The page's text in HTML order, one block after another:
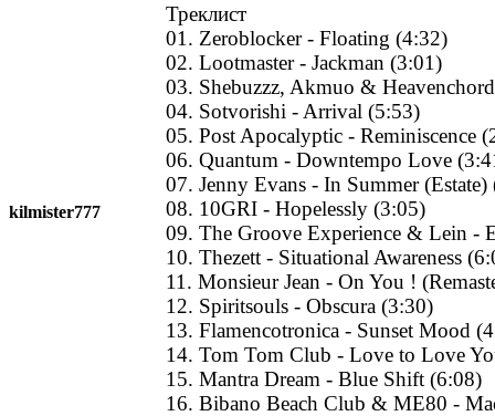
kilmister777
Треклист
01. Zeroblocker - Floating (4:32)
02. Lootmaster - Jackman (3:01)
03. Shebuzzz, Akmuo &
04. Sotvorishi - Arrival (5:53)
05. Post Apocalyptic - Reminiscence
06. Quantum - Downtempo Love
07. Jenny Evans - In Summer (Estate)
08. 10GRI - Hopelessly (3:05)
09. The Groove Experience & Lein -
10. Thezett - Situational Awareness
11. Monsieur Jean - On You !
12. Spiritsouls - Obscura (3:30)
13. Flamencotronica - Sunset Mood
14. Tom Tom Club - Love to Love
15. Mantra Dream - Blue Shift (6:08)
16. Bibano Beach Club & ME80 -